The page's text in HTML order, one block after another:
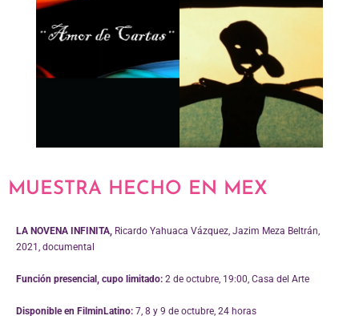
MUESTRA HECHO EN MEX
LA NOVENA INFINITA, Ricardo Yahuaca Vázquez, Jazim Meza Beltrán,
2021, documental
Función presencial, cupo limitado: 2 de octubre, 19:00, Casa del Arte
Disponible en FilminLatino: 7, 8 y 9 de octubre, 24 horas